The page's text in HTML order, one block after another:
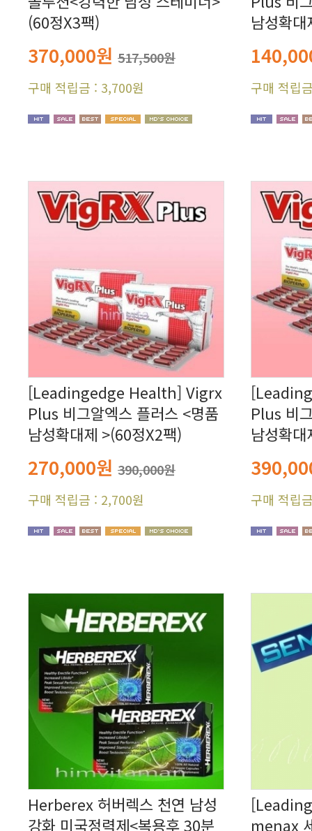
(60정X3팩)
370,000원 517,500원
구매 적립금 : 3,700원
남성확
구매 적립
남성확대제 >(60정X2팩)
270,000원 390,000원
구매 적립금 : 2,700원
남성확
구매 적립